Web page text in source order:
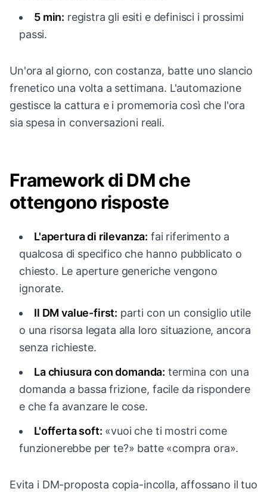
5 min: registra gli esiti e definisci i prossimi
passi.
Un'ora al giorno, con costanza, batte uno slancio
frenetico una volta a settimana. L'automazione
gestisce la cattura e i promemoria così che l'ora
sia spesa in conversazioni reali.
Framework di DM che
ottengono risposte
L'apertura di rilevanza: fai riferimento a
qualcosa di specifico che hanno pubblicato o
chiesto. Le aperture generiche vengono
ignorate.
Il DM value-first: parti con un consiglio utile
o una risorsa legata alla loro situazione, ancora
senza richieste.
La chiusura con domanda: termina con una
domanda a bassa frizione, facile da rispondere
e che fa avanzare le cose.
L'offerta soft: «vuoi che ti mostri come
funzionerebbe per te?» batte «compra ora».
Evita i DM-proposta copia-incolla, affossano il tuo